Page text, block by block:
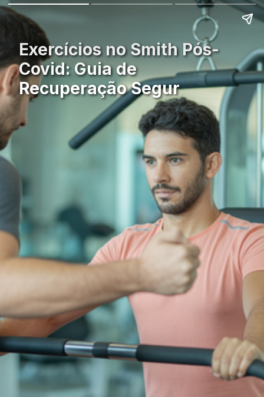
Exercícios no Smith Pós-
Covid: Guia de
Recuperação Segur